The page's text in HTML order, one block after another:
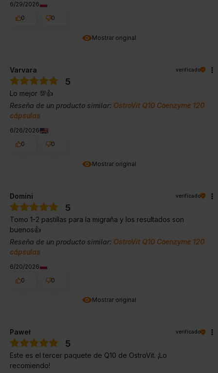
Mostrar original
6/29/2026
0
0
Mostrar original
Varvara verificado
5
Lo mejor 💯👍️
Reseña de un producto similar: OstroVit Q10 Coenzyme 120
cápsulas
6/26/2026
0
0
Mostrar original
Domini verificado
5
Tomo 1-2 pastillas para la migraña y los resultados son
buenos👍️
Reseña de un producto similar: OstroVit Q10 Coenzyme 120
cápsulas
6/20/2026
0
0
Paweł verificado
5
Este es el tercer paquete de Q10 de OstroVit. ¡Lo
recomiendo!